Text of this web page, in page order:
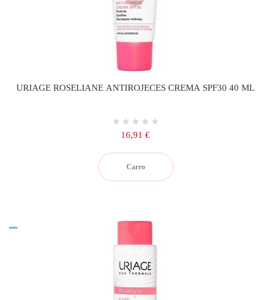
URIAGE ROSELIANE ANTIROJECES CREMA SPF30 40 ML
Precio
16,91 €
Carro